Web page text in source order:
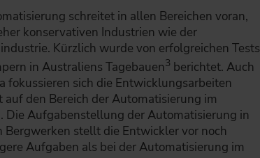
schreitet in allen Bereichen voran,
konservativen Industrien wie der
Kürzlich wurde von erfolgreichen Tests
in Australiens Tagebauen3 berichtet. Auch
fokussieren sich die Entwicklungsarbeiten
auf den Bereich der Automatisierung im
Die Aufgabenstellung der Automatisierung in
Bergwerken stellt die Entwickler vor noch
Aufgaben als bei der Automatisierung im